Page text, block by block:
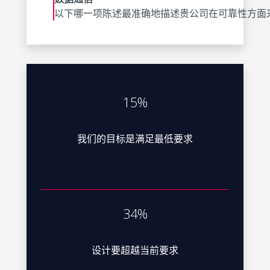
以下哪一项陈述最准确地描述贵公司在可靠性方
15%
我们的目标是满足最低要求
34%
设计要超越当前要求